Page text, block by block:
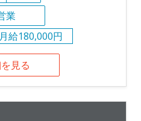
業
月給180,000円
見る